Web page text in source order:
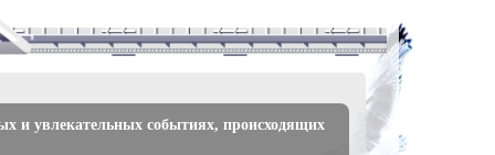
и увлекательных событиях, происходящих